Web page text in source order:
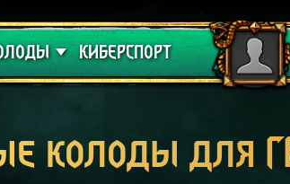
КИБЕРСПОРТ
колоды для